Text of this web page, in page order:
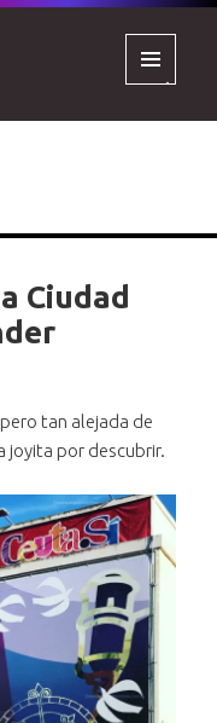
WIDGETS
Ciudad
tan alejada de
joyita por descubrir.